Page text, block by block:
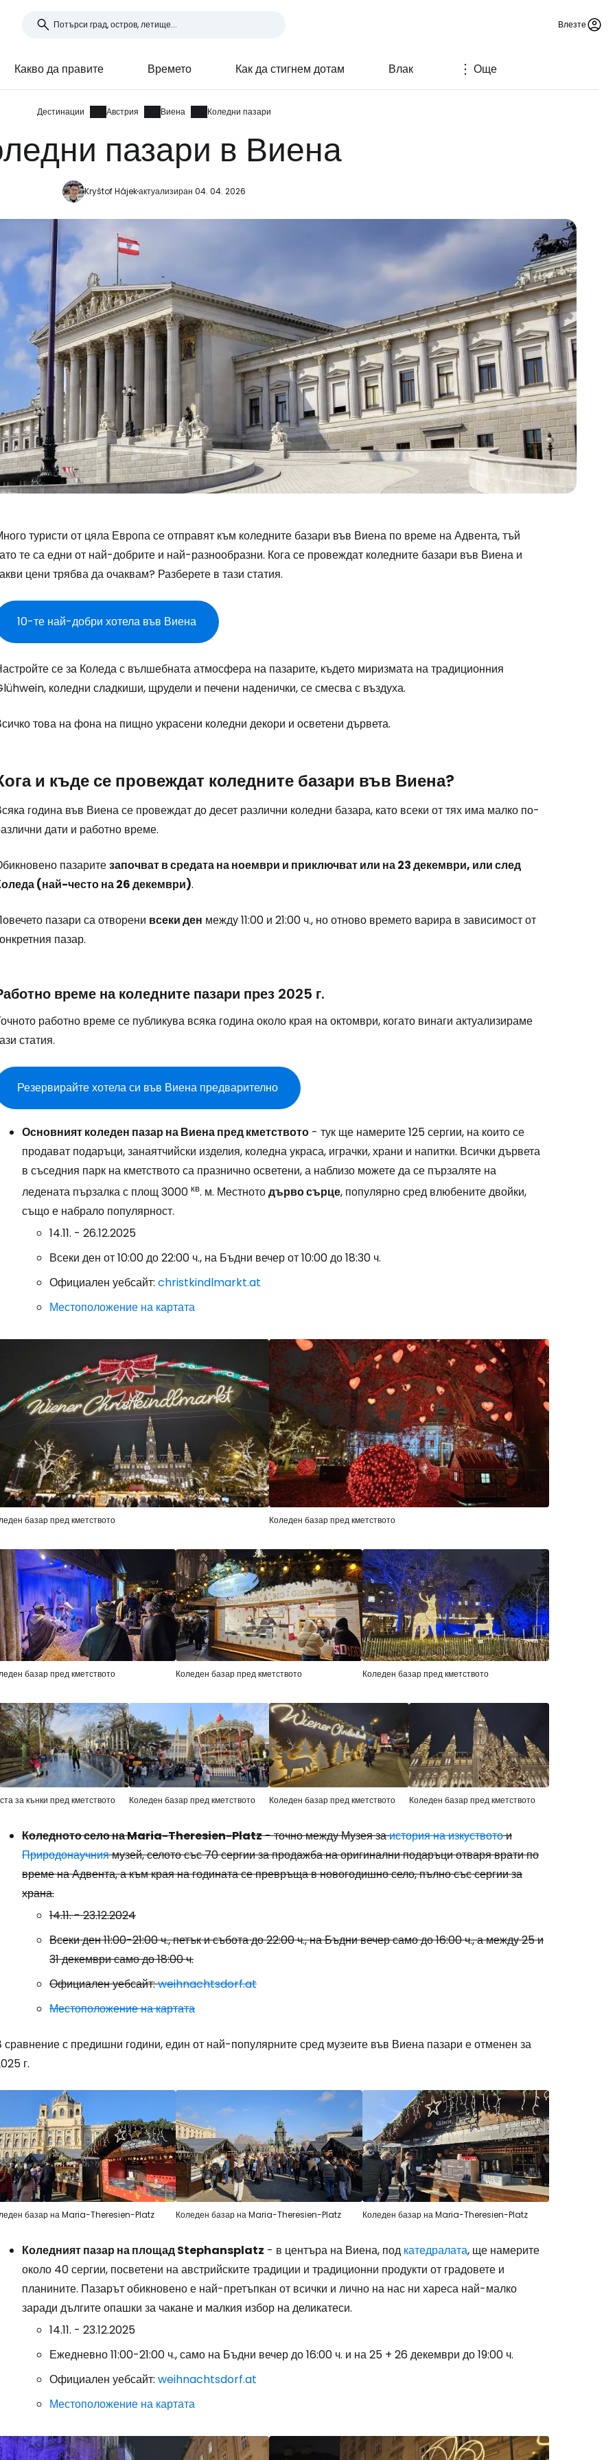
Влезте
Какво да правите Времето Как да стигнем дотам Влак Още
Дестинации Австрия Виена Коледни пазари
пазари в Виена
Kryštof Hájekактуализиран 04. 04. 2026
туристи от цяла Европа се отправят към коледните базари във Виена по време на Адвента, тъй
те са едни от най-добрите и най-разнообразни. Кога се провеждат коледните базари във Виена и
цени трябва да очаквам? Разберете в тази статия.
10-те най-добри хотела във Виена
се за Коледа с вълшебната атмосфера на пазарите, където миризмата на традиционния
коледни сладкиши, щрудели и печени наденички, се смесва с въздуха.
това на фона на пищно украсени коледни декори и осветени дървета.
и къде се провеждат коледните базари във Виена?
година във Виена се провеждат до десет различни коледни базара, като всеки от тях има малко по-
дати и работно време.
пазаритезапочват в средата на ноември и приключват или на 23 декември, или след
(най-често на 26 декември).
пазари са отворени всеки ден между 11:00 и 21:00 ч., но отново времето варира в зависимост от
пазар.
време на коледните пазари през 2025 г.
работно време се публикува всяка година около края на октомври, когато винаги актуализираме
статия.
Резервирайте хотела си във Виена предварително
Основният коледен пазар на Виена пред кметството - тук ще намерите 125 сергии, на които се
продават подаръци, занаятчийски изделия, коледна украса, играчки, храни и напитки. Всички дървета
в съседния парк на кметството са празнично осветени, а наблизо можете да се пързаляте на
ледената пързалка с площ 3000 кв. м. Местнотодърво сърце, популярно сред влюбените двойки,
също е набрало популярност.
14.11. - 26.12.2025
Всеки ден от 10:00 до 22:00 ч., на Бъдни вечер от 10:00 до 18:30 ч.
Официален уебсайт: christkindlmarkt.at
Местоположение на картата
базар пред кметството Коледен базар пред кметството
базар пред кметството Коледен базар пред кметството Коледен базар пред кметството
за кънки пред кметството Коледен базар пред кметството Коледен базар пред кметството Коледен базар пред кметството
Коледното село на Maria-Theresien-Platz- точно между Музея заистория на изкуствотои
Природонаучниямузей, селото със 70 сергии за продажба на оригинални подаръци отваря врати по
време на Адвента, а към края на годината се превръща в новогодишно село, пълно със сергии за
храна.
14.11. - 23.12.2024
Всеки ден 11:00-21:00 ч., петък и събота до 22:00 ч., на Бъдни вечер само до 16:00 ч., а между 25 и
31 декември само до 18:00 ч.
Официален уебсайт:weihnachtsdorf.at
Местоположение на картата
сравнение с предишни години, един от най-популярните сред музеите във Виена пазари е отменен за
г.
базар на Maria-Theresien-Platz Коледен базар на Maria-Theresien-Platz Коледен базар на Maria-Theresien-Platz
Коледният пазар на площад Stephansplatz - в центъра на Виена, под катедралата, ще намерите
около 40 сергии, посветени на австрийските традиции и традиционни продукти от градовете и
планините. Пазарът обикновено е най-претъпкан от всички и лично на нас ни хареса най-малко
заради дългите опашки за чакане и малкия избор на деликатеси.
14.11. - 23.12.2025
Ежедневно 11:00-21:00 ч., само на Бъдни вечер до 16:00 ч. и на 25 + 26 декември до 19:00 ч.
Официален уебсайт: weihnachtsdorf.at
Местоположение на картата
Влезте в Cestee
Продължете с Google
Продължете с Facebook
Продължете с имейл